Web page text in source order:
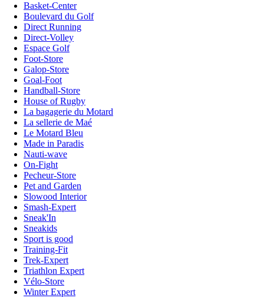
Basket-Center
Boulevard du Golf
Direct Running
Direct-Volley
Espace Golf
Foot-Store
Galop-Store
Goal-Foot
Handball-Store
House of Rugby
La bagagerie du Motard
La sellerie de Maé
Le Motard Bleu
Made in Paradis
Nauti-wave
On-Fight
Pecheur-Store
Pet and Garden
Slowood Interior
Smash-Expert
Sneak'In
Sneakids
Sport is good
Training-Fit
Trek-Expert
Triathlon Expert
Vélo-Store
Winter Expert